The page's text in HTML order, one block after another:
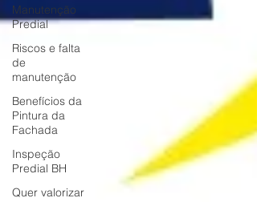
Manutenção
Predial
Riscos e falta
de
manutenção
Benefícios da
Pintura da
Fachada
Inspeção
Predial BH
Quer valorizar